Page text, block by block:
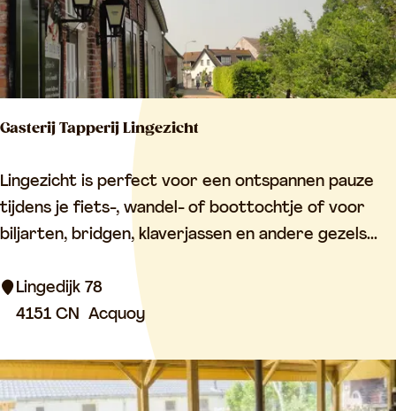
i
n
g
n
Gasterij Tapperij Lingezicht
G
a
s
e
j
T
Lingezicht is perfect voor een ontspannen pauze
tijdens je fiets-, wandel- of boottochtje of voor
biljarten, bridgen, klaverjassen en andere gezels...
Lingedijk 78
4151 CN Acquoy